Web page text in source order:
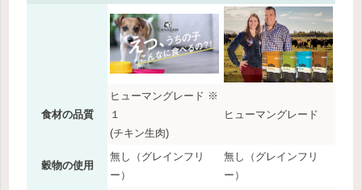
食材の品質
ヒューマングレード ※
１
(チキン生肉)
ヒューマングレード
穀物の使用
無し（グレインフリ
ー）
無し（グレインフリ
ー）